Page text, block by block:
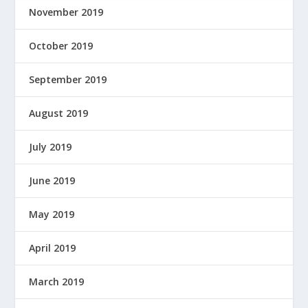
November 2019
October 2019
September 2019
August 2019
July 2019
June 2019
May 2019
April 2019
March 2019